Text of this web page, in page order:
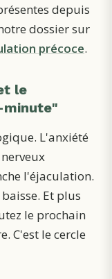
depuis
dossier sur
précoce.
le
minute"
L'anxiété
l'éjaculation.
Et plus
le prochain
C'est le cercle